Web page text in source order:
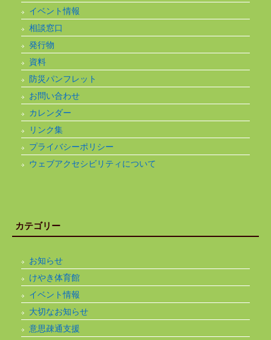
イベント情報
相談窓口
発行物
資料
防災パンフレット
お問い合わせ
カレンダー
リンク集
プライバシーポリシー
ウェブアクセシビリティについて
カテゴリー
お知らせ
けやき体育館
イベント情報
大切なお知らせ
意思疎通支援